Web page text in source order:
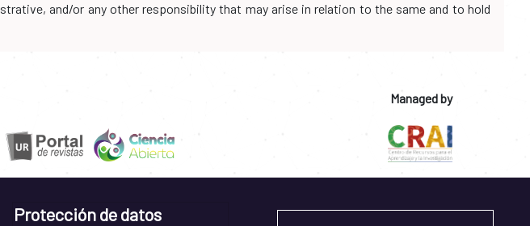
and/or any other responsibility that may arise in relation to the same and to hold
Managed by
Protección de datos